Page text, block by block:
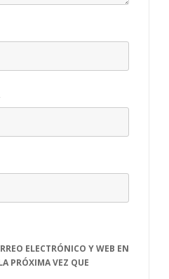
ELECTRÓNICO Y WEB EN
PRÓXIMA VEZ QUE